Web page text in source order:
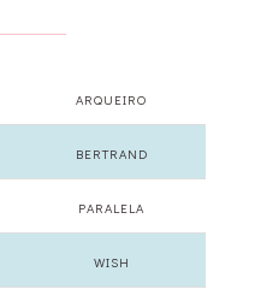
ARQUEIRO
BERTRAND
PARALELA
WISH